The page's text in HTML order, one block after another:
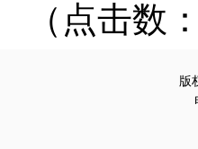
（点击数
版